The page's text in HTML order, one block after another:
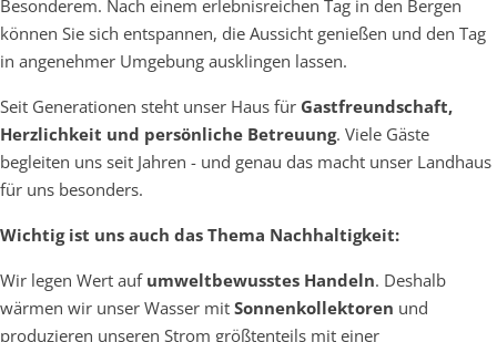
Besonderem. Nach einem erlebnisreichen Tag in den Bergen
können Sie sich entspannen, die Aussicht genießen und den Tag
in angenehmer Umgebung ausklingen lassen.
Seit Generationen steht unser Haus für Gastfreundschaft,
Herzlichkeit und persönliche Betreuung. Viele Gäste
begleiten uns seit Jahren - und genau das macht unser Landhaus
für uns besonders.
Wichtig ist uns auch das Thema Nachhaltigkeit:
Wir legen Wert auf umweltbewusstes Handeln. Deshalb
wärmen wir unser Wasser mit Sonnenkollektoren und
produzieren unseren Strom größtenteils mit einer